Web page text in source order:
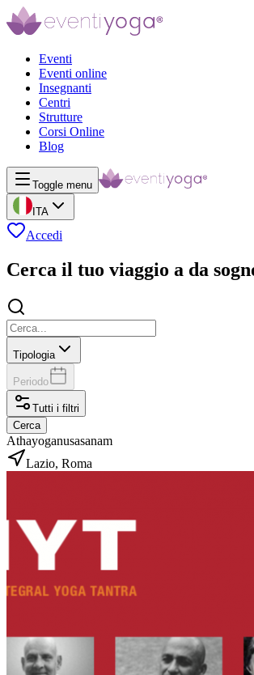
Eventi
Eventi online
Insegnanti
Centri
Strutture
Corsi Online
Blog
Toggle menu
ITA
Accedi
Cerca il tuo viaggio a da
Tipologia
Periodo
Tutti i filtri
Cerca
Athayoganusasanam
Lazio, Roma